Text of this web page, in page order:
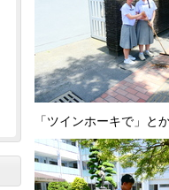
「ツインホーキで」とか